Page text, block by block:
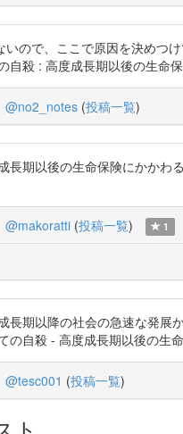
ので、ここで原因を決めつ
自殺 : 高度成長期以後の生命
@no2_notes (投稿一覧)
期以後の生命保険にかかわ
@makoratti (投稿一覧) 1
長期以降の社会の急速な発展
の自殺 - 高度成長期以後の
@tesc001 (投稿一覧)